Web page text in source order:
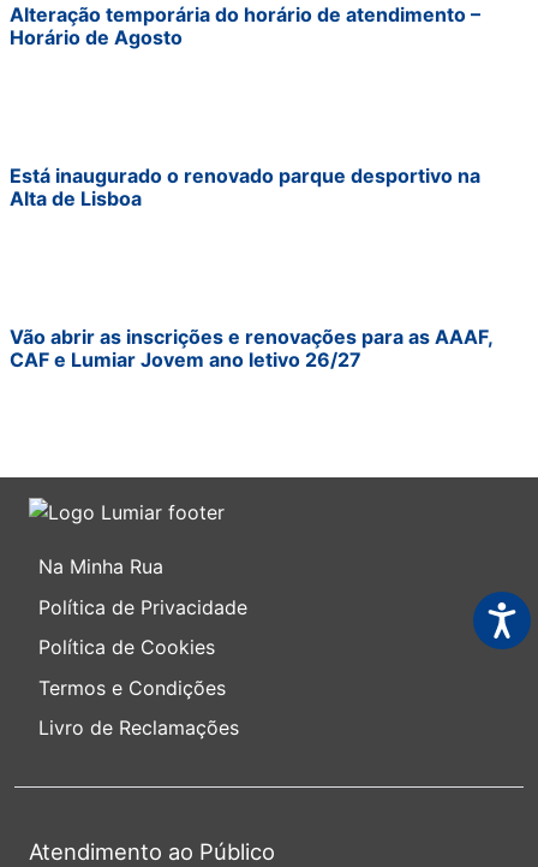
Alteração temporária do horário de atendimento –
Horário de Agosto
Está inaugurado o renovado parque desportivo na
Alta de Lisboa
Vão abrir as inscrições e renovações para as AAAF,
CAF e Lumiar Jovem ano letivo 26/27
Na Minha Rua
Política de Privacidade
Política de Cookies
Termos e Condições
Livro de Reclamações
Atendimento ao Público